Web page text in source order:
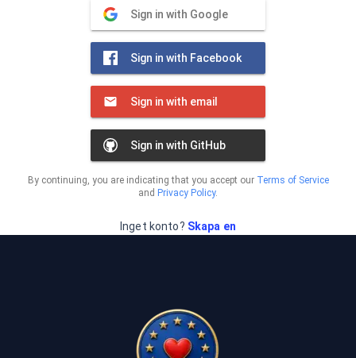
Sign in with Google
Sign in with Facebook
Sign in with email
Sign in with GitHub
By continuing, you are indicating that you accept our Terms of Service
and Privacy Policy.
Inget konto? Skapa en